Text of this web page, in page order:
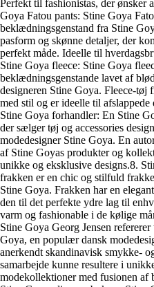
Perfekt til fashionistas, der ønsker
Goya Fatou pants: Stine Goya
beklædningsgenstand fra Stine
pasform og skønne detaljer, der
perfekt måde. Ideelle til
Stine Goya fleece: Stine Goya
beklædningsgenstande lavet af
designeren Stine Goya. Fleece-
med stil og er ideelle til
Stine Goya forhandler: En Stine
der sælger tøj og accessories
modedesigner Stine Goya. En
af Stine Goyas produkter og
unikke og eksklusive designs.8.
frakken er en chic og stilfuld
Stine Goya. Frakken har en
den til det perfekte ydre lag til
varm og fashionable i de kølige
Stine Goya Georg Jensen
Goya, en populær dansk
anerkendt skandinavisk smykke-
samarbejde kunne resultere i
modekollektioner med fusionen af